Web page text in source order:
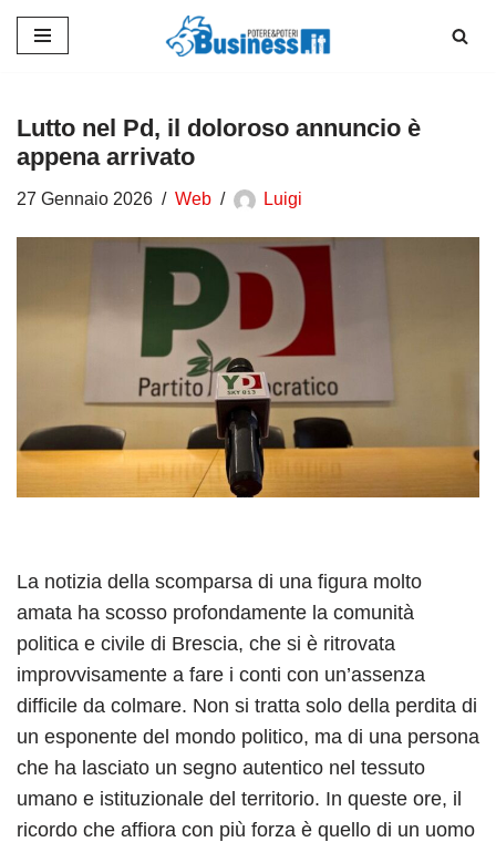
contenuto
Lutto nel Pd, il doloroso annuncio è
appena arrivato
27 Gennaio 2026 Web Luigi
La notizia della scomparsa di una figura molto
amata ha scosso profondamente la comunità
politica e civile di Brescia, che si è ritrovata
improvvisamente a fare i conti con un’assenza
difficile da colmare. Non si tratta solo della perdita di
un esponente del mondo politico, ma di una persona
che ha lasciato un segno autentico nel tessuto
umano e istituzionale del territorio. In queste ore, il
ricordo che affiora con più forza è quello di un uomo